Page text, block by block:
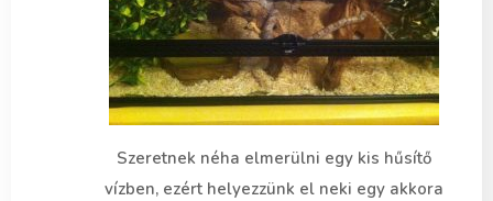
Szeretnek néha elmerülni egy kis hűsítő
vízben, ezért helyezzünk el neki egy akkora